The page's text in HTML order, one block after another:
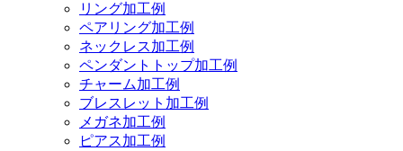
リング加工例
ペアリング加工例
ネックレス加工例
ペンダントトップ加工例
チャーム加工例
ブレスレット加工例
メガネ加工例
ピアス加工例